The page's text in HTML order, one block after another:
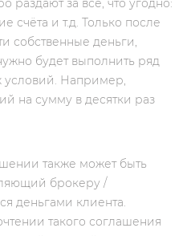
за всё, что угодно:
счёта и т.д. Только после
собственные деньги,
будет выполнить ряд
условий. Например,
на сумму в десятки раз
также может быть
брокеру /
деньгами клиента.
такого соглашения